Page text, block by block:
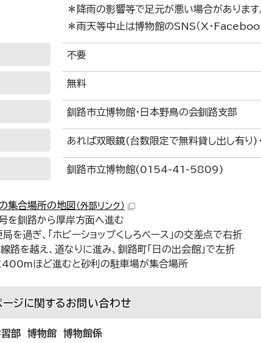
＊降雨の影響等で足元が悪い場合があります
＊雨天等中止は博物館のSNS（X・
不要
無料
釧路市立博物館・日本野鳥の会釧路支部
あれば双眼鏡(台数限定で無料貸し出し有り)
釧路市立博物館(0154-41-5809)
集合場所の地図 （外部リンク）
を釧路から厚岸方面へ進む
局を過ぎ、「ホビーショップくしろベース」の交差点で右折
線路を越え、道なりに進み、釧路町「日の出会館」で左折
400mほど進むと砂利の駐車場が集合場所
ージに関するお問い合わせ
習部 博物館 博物館係